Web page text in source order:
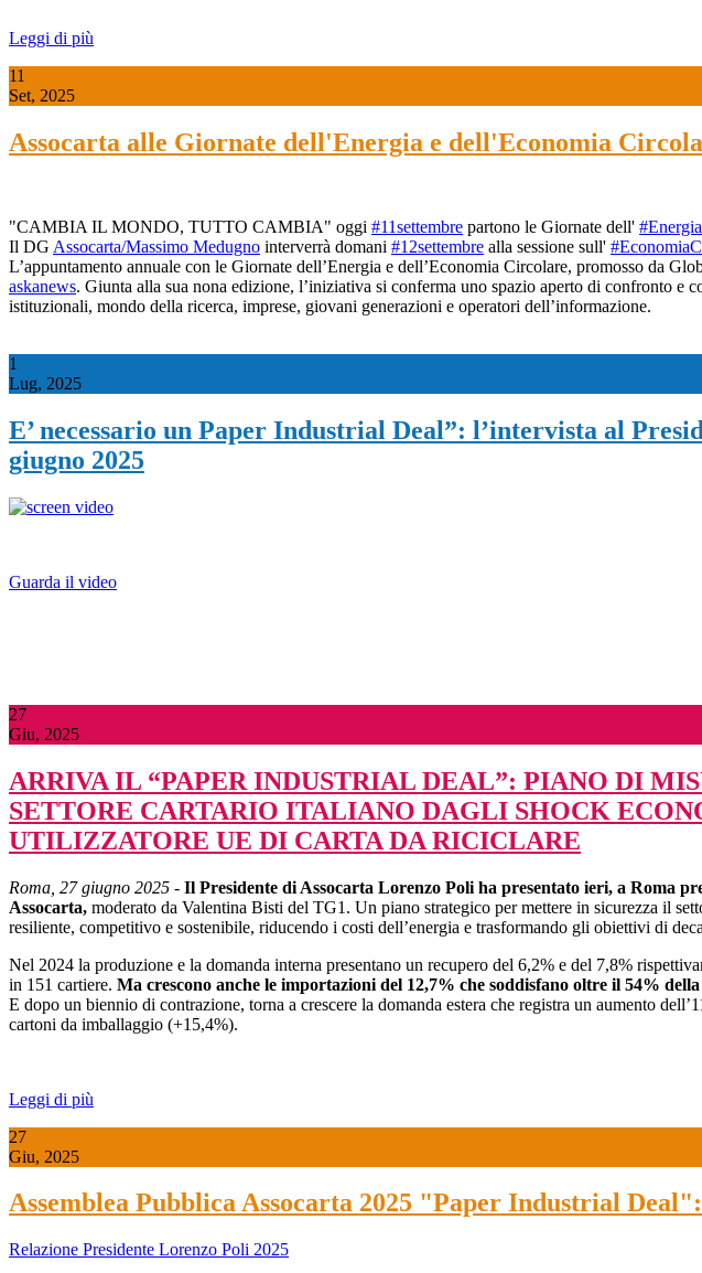
Leggi di più
11
Set, 2025
Assocarta alle Giornate dell'Energia e dell'Economia
"CAMBIA IL MONDO, TUTTO CAMBIA" oggi #11settembre partono le Giornate dell' #Energia
Il DG Assocarta/Massimo Medugno interverrà domani #12settembre alla sessione sull'
L’appuntamento annuale con le Giornate dell’Energia e dell’Economia Circolare, promosso da
askanews. Giunta alla sua nona edizione, l’iniziativa si conferma uno spazio aperto di confronto e
istituzionali, mondo della ricerca, imprese, giovani generazioni e operatori dell’informazione.
1
Lug, 2025
E’ necessario un Paper Industrial Deal”: l’intervista al
giugno 2025
Guarda il video
27
Giu, 2025
ARRIVA IL “PAPER INDUSTRIAL DEAL”: PIANO DI
SETTORE CARTARIO ITALIANO DAGLI SHOCK
UTILIZZATORE UE DI CARTA DA RICICLARE
Roma, 27 giugno 2025 - Il Presidente di Assocarta Lorenzo Poli ha presentato ieri, a Roma
Assocarta, moderato da Valentina Bisti del TG1. Un piano strategico per mettere in sicurezza il
resiliente, competitivo e sostenibile, riducendo i costi dell’energia e trasformando gli obiettivi di
Nel 2024 la produzione e la domanda interna presentano un recupero del 6,2% e del 7,8%
in 151 cartiere. Ma crescono anche le importazioni del 12,7% che soddisfano oltre il 54%
E dopo un biennio di contrazione, torna a crescere la domanda estera che registra un aumento
cartoni da imballaggio (+15,4%).
Leggi di più
27
Giu, 2025
Assemblea Pubblica Assocarta 2025 "Paper Industrial
Relazione Presidente Lorenzo Poli 2025